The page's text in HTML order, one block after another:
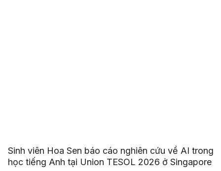
Sinh viên Hoa Sen báo cáo nghiên cứu về AI trong
học tiếng Anh tại Union TESOL 2026 ở Singapore